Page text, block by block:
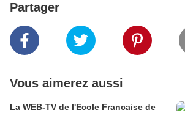
Partager
Vous aimerez aussi
La WEB-TV de l'Ecole Francaise de